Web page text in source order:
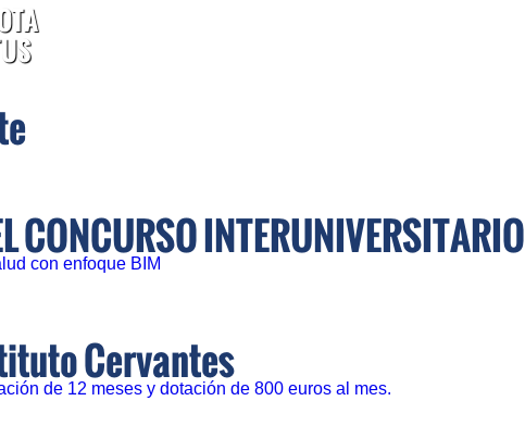
CONCURSO INTERUNIVERSITARIO
con enfoque BIM
Cervantes
de 12 meses y dotación de 800 euros al mes.